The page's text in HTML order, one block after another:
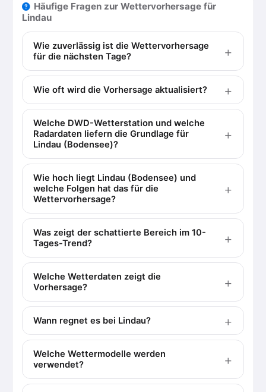
Häufige Fragen zur Wettervorhersage für
Lindau
Wie zuverlässig ist die Wettervorhersage
für die nächsten Tage?
Wie oft wird die Vorhersage aktualisiert?
Welche DWD-Wetterstation und welche
Radardaten liefern die Grundlage für
Lindau (Bodensee)?
Wie hoch liegt Lindau (Bodensee) und
welche Folgen hat das für die
Wettervorhersage?
Was zeigt der schattierte Bereich im 10-
Tages-Trend?
Welche Wetterdaten zeigt die
Vorhersage?
Wann regnet es bei Lindau?
Welche Wettermodelle werden
verwendet?